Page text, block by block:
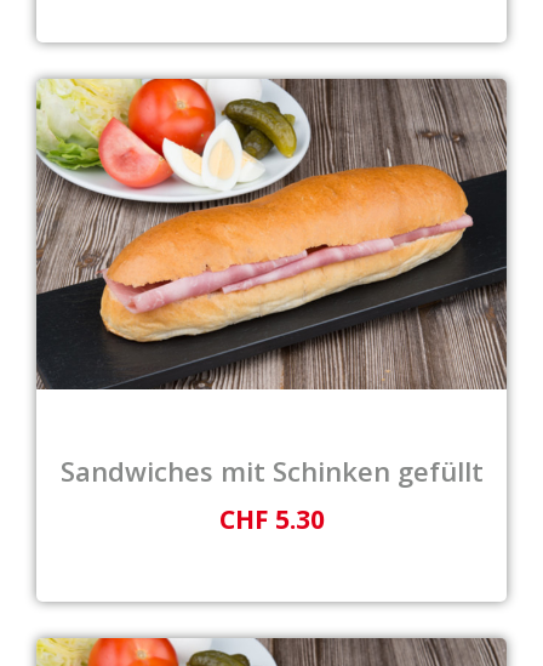
Sandwiches mit Schinken gefüllt
CHF 5.30